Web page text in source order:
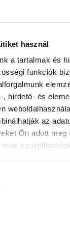
használ
a tartalmak és
funkciók
, hirdető- és
az
Ön adott
más
és hűvös
rizs
100 g-
ban
kJ /